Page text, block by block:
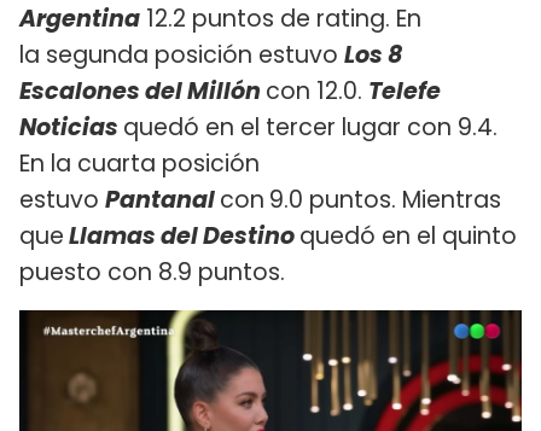
Argentina 12.2 puntos de rating. En
la segunda posición estuvo Los 8
Escalones del Millón con 12.0. Telefe
Noticias quedó en el tercer lugar con 9.4.
En la cuarta posición
estuvo Pantanalcon 9.0 puntos. Mientras
queLlamas del Destinoquedó en el quinto
puesto con 8.9 puntos.